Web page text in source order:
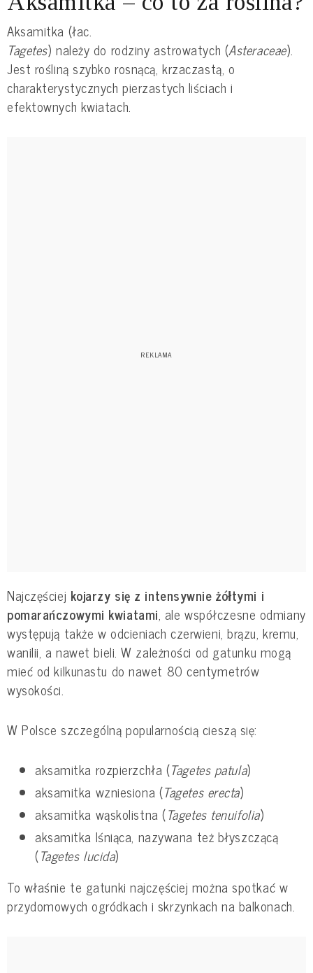
Aksamitka (łac.
Tagetes) należy do rodziny astrowatych (Asteraceae).
Jest rośliną szybko rosnącą, krzaczastą, o
charakterystycznych pierzastych liściach i
efektownych kwiatach.
Najczęściej kojarzy się z intensywnie żółtymi i
pomarańczowymi kwiatami, ale współczesne odmiany
występują także w odcieniach czerwieni, brązu, kremu,
wanilii, a nawet bieli. W zależności od gatunku mogą
mieć od kilkunastu do nawet 80 centymetrów
wysokości.
W Polsce szczególną popularnością cieszą się:
aksamitka rozpierzchła (Tagetes patula)
aksamitka wzniesiona (Tagetes erecta)
aksamitka wąskolistna (Tagetes tenuifolia)
aksamitka lśniąca, nazywana też błyszczącą
(Tagetes lucida)
To właśnie te gatunki najczęściej można spotkać w
przydomowych ogródkach i skrzynkach na balkonach.